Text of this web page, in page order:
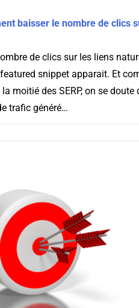
baisser le nombre de clics
de clics sur les liens
snippet apparait. Et
moitié des SERP, on se doute
trafic généré…